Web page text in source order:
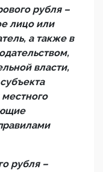
рубля –
лицо или
а также в
власти,
рубля –